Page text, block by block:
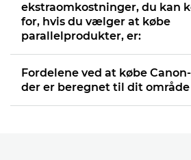
ekstraomkostninger, du kan
for, hvis du vælger at købe
parallelprodukter, er:
Fordelene ved at købe
der er beregnet til dit område